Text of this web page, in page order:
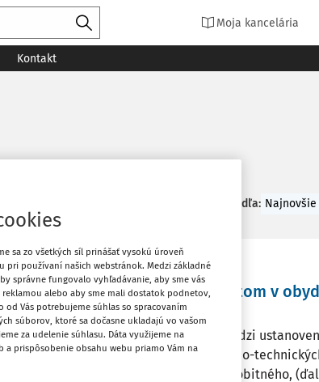
Moja kancelária
Kontakt
Zoradiť podľa: Najnovšie
prostriedkov agentom v
(ďalšieho) príkazu?
autori analyzujú pomer špeciality medzi
v tom kontexte, či je použitie informačno-
v obydlí možné bez vydania osobitného,
sa zo všetkých síl prinášať vysokú úroveň
pri používaní našich webstránok. Medzi základné
správne fungovalo vyhľadávanie, aby sme vás
alebo aby sme mali dostatok podnetov,
od Vás potrebujeme súhlas so spracovaním
súborov, ktoré sa dočasne ukladajú vo vašom
za udelenie súhlasu. Dáta využijeme na
a prispôsobenie obsahu webu priamo Vám na